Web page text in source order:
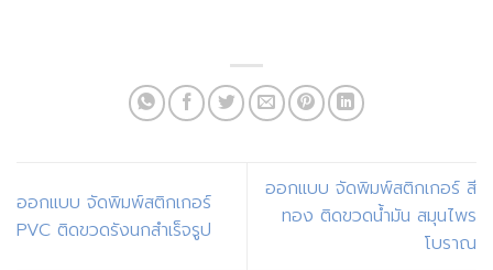
ออกแบบ จัดพิมพ์สติกเกอร์
PVC ติดขวดรังนกสำเร็จรูป
ออกแบบ จัดพิมพ์สติกเกอร์ สี
ทอง ติดขวดน้ำมัน สมุนไพร
โบราณ